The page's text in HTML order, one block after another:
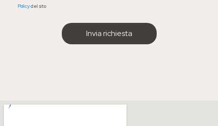
Policydel sito